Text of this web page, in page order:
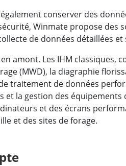
conserver des
Winmate propose des
de données détaillées
amont. Les IHM
(MWD), la diagraphie
traitement de données
et la gestion des
et des écrans
et des sites de forage.